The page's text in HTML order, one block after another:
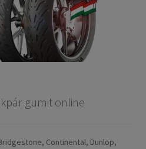
gumit online
Continental, Dunlop,